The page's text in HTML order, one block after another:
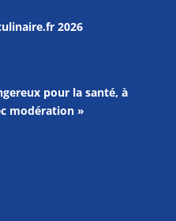
2026
pour la santé, à
modération »